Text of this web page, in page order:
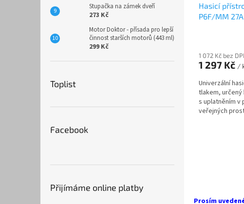
Stupačka na zámek dveří
273 Kč
Motor Doktor - přísada pro lepší
činnost starších motorů (443 ml)
299 Kč
Toplist
Facebook
Přijímáme online platby
Hasicí
P6F/MM 27A
1 072 Kč bez
1 297 Kč /
Univerzální
tlakem, určený
s uplatněním v
veřejných
Prosím